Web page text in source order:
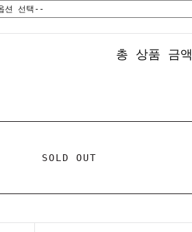
총 상품 금액
SOLD OUT